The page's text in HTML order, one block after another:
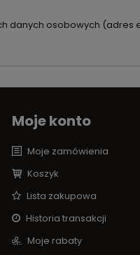
danych osobowych
Moje konto
Moje zamówienia
Koszyk
Lista zakupowa
Historia transakcji
Moje rabaty